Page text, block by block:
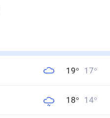
19° 17°
18° 14°